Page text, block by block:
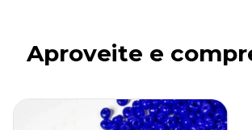
Aproveite e